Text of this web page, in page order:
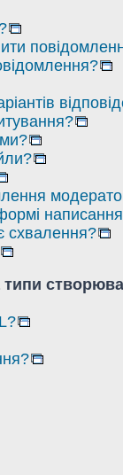
схвалення?